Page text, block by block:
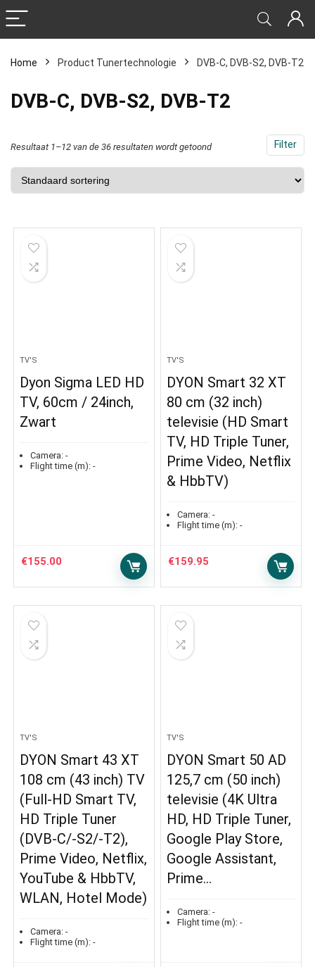
Home Product Tunertechnologie ‎DVB-C, DVB-S2, DVB-T2
‎DVB-C, DVB-S2, DVB-T2
Filter
Resultaat 1–12 van de 36 resultaten wordt getoond
TV'S
Dyon Sigma LED HD
TV, 60cm / 24inch,
Zwart
Camera: -
Flight time (m): -
€155.00
TV'S
DYON Smart 32 XT
80 cm (32 inch)
televisie (HD Smart
TV, HD Triple Tuner,
Prime Video, Netflix
& HbbTV)
Camera: -
Flight time (m): -
€159.95
TV'S
DYON Smart 43 XT
108 cm (43 inch) TV
(Full‐HD Smart TV,
HD Triple Tuner
(DVB‐C/‐S2/‐T2),
Prime Video, Netflix,
YouTube & HbbTV,
WLAN, Hotel Mode)
Camera: -
Flight time (m): -
TV'S
DYON Smart 50 AD
125,7 cm (50 inch)
televisie (4K Ultra
HD, HD Triple Tuner,
Google Play Store,
Google Assistant,
Prime…
Camera: -
Flight time (m): -